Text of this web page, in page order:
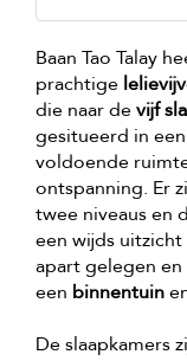
Baan Tao Talay
prachtige
die naar devijf
gesitueerd in een
voldoende
ontspanning. Er
twee niveaus en
een wijds
apart gelegen
een binnentuin
De slaapkamers